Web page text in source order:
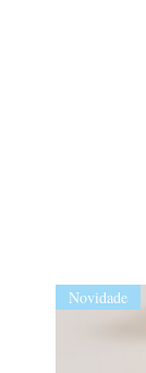
Novidade